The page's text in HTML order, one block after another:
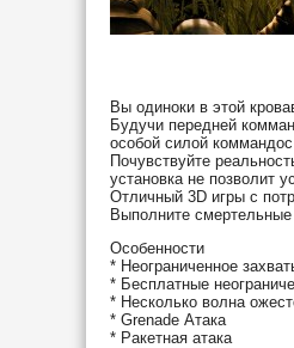
Вы одиноки в этой
Будучи передней
особой силой
Почувствуйте
установка не позволит
Отличный 3D игры с
Выполните смертельные
Особенности
* Неограниченное
* Бесплатные
* Несколько волна
* Grenade Атака
* Ракетная атака